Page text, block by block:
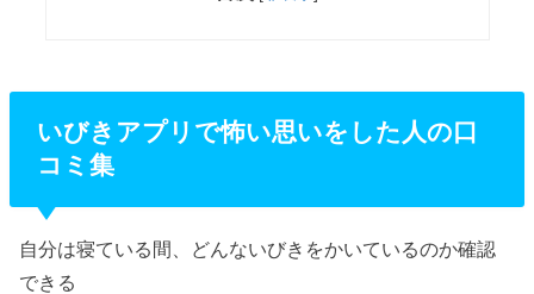
いびきアプリで怖い思いをした人の口
コミ集
自分は寝ている間、どんないびきをかいているのか確認
できる